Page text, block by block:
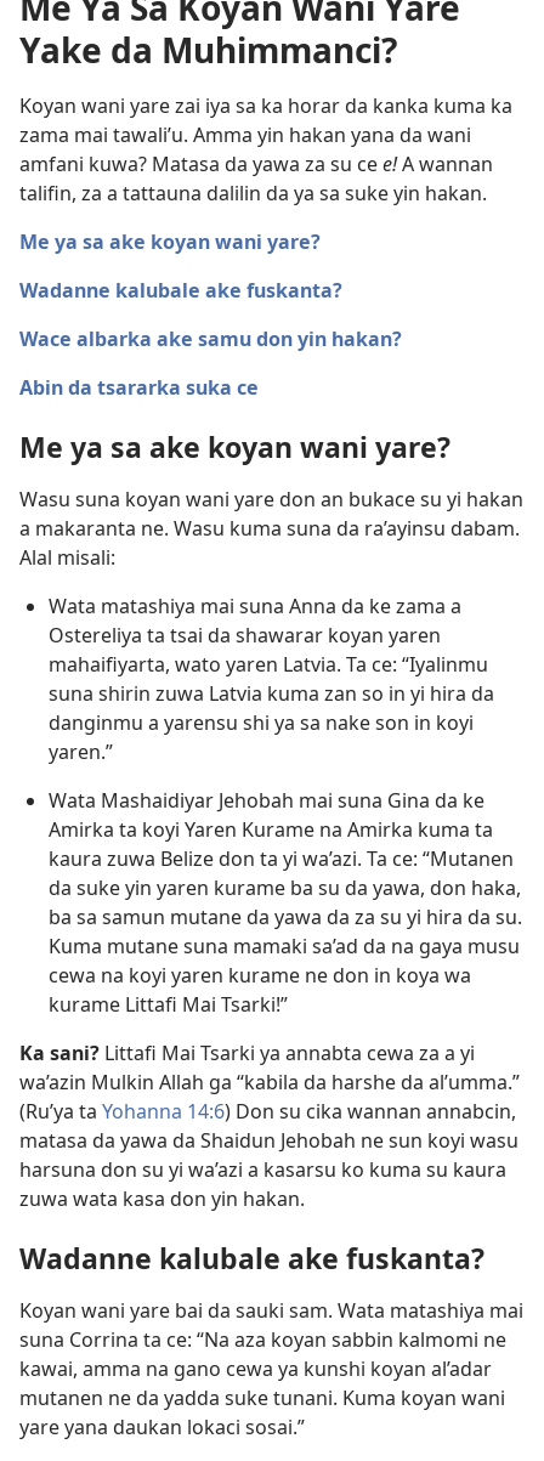
Yake da Muhimmanci?
Koyan wani yare zai iya sa ka horar da kanka kuma ka
zama mai tawali’u. Amma yin hakan yana da wani
amfani kuwa? Matasa da yawa za su cee!A wannan
talifin, za a tattauna dalilin da ya sa suke yin hakan.
Me ya sa ake koyan wani yare?
Wadanne kalubale ake fuskanta?
Wace albarka ake samu don yin hakan?
Abin da tsararka suka ce
Me ya sa ake koyan wani yare?
Wasu suna koyan wani yare don an bukace su yi hakan
a makaranta ne. Wasu kuma suna da ra’ayinsu dabam.
Alal misali:
Wata matashiya mai suna Anna da ke zama a
Ostereliya ta tsai da shawarar koyan yaren
mahaifiyarta, wato yaren Latvia. Ta ce: “Iyalinmu
suna shirin zuwa Latvia kuma zan so in yi hira da
danginmu a yarensu shi ya sa nake son in koyi
yaren.”
Wata Mashaidiyar Jehobah mai suna Gina da ke
Amirka ta koyi Yaren Kurame na Amirka kuma ta
kaura zuwa Belize don ta yi wa’azi. Ta ce: “Mutanen
da suke yin yaren kurame ba su da yawa, don haka,
ba sa samun mutane da yawa da za su yi hira da su.
Kuma mutane suna mamaki sa’ad da na gaya musu
cewa na koyi yaren kurame ne don in koya wa
kurame Littafi Mai Tsarki!”
Ka sani? Littafi Mai Tsarki ya annabta cewa za a yi
wa’azin Mulkin Allah ga “kabila da harshe da al’umma.”
(Ru’ya ta Yohanna 14:6) Don su cika wannan annabcin,
matasa da yawa da Shaidun Jehobah ne sun koyi wasu
harsuna don su yi wa’azi a kasarsu ko kuma su kaura
zuwa wata kasa don yin hakan.
Wadanne kalubale ake fuskanta?
Koyan wani yare bai da sauki sam. Wata matashiya mai
suna Corrina ta ce: “Na aza koyan sabbin kalmomi ne
kawai, amma na gano cewa ya kunshi koyan al’adar
mutanen ne da yadda suke tunani. Kuma koyan wani
yare yana daukan lokaci sosai.”